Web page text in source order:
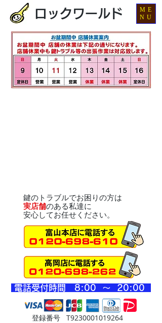
ロックワールド
鍵のトラブルでお困りの方は
実店舗のある私達に
安心してお任せください。
登録番号 T9230001019264
​電話受付時間 8:00 ～ 20:00
ME
NU